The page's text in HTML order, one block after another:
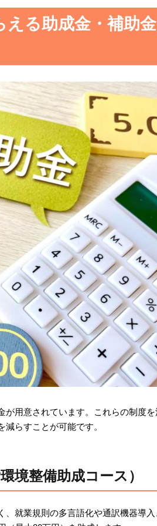
る助成金・補助
用意されています。これらの制度を
らすことが可能です。
境整備助成コース）
、就業規則の多言語化や通訳機器導